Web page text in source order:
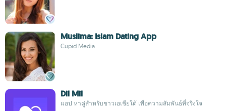
Muslima: Islam Dating App
Cupid Media
Dil Mil
แอป หาคู่สำหรับชาวเอเชียใต้ เพื่อความสัมพันธ์ที่จริงใจ